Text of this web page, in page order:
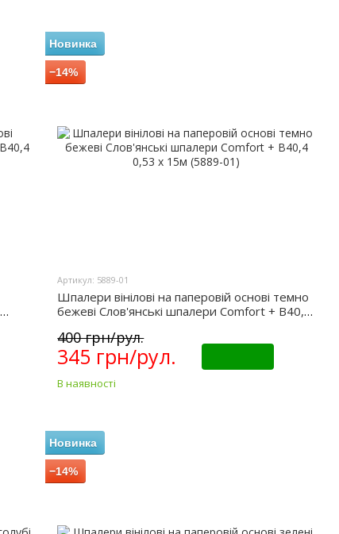
Новинка
−14%
Артикул: 5889-01
Шпалери вінілові на паперовій основі темно
бежеві Слов'янські шпалери Comfort + В40,4
400 грн/рул.
345 грн/рул.
В наявності
Новинка
−14%